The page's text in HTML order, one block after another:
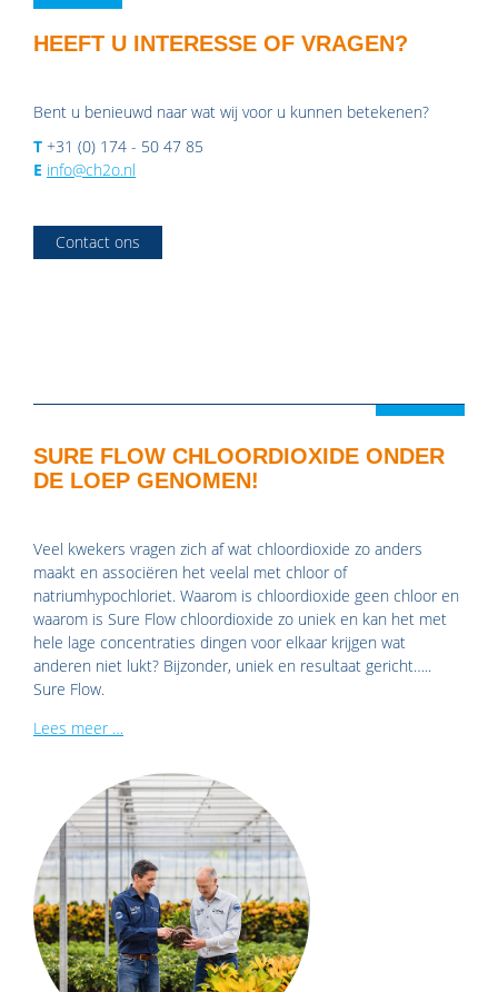
HEEFT U INTERESSE OF VRAGEN?
Bent u benieuwd naar wat wij voor u kunnen betekenen?
T +31 (0) 174 - 50 47 85
E info@ch2o.nl
Contact ons
SURE FLOW CHLOORDIOXIDE ONDER
DE LOEP GENOMEN!
Veel kwekers vragen zich af wat chloordioxide zo anders
maakt en associëren het veelal met chloor of
natriumhypochloriet. Waarom is chloordioxide geen chloor en
waarom is Sure Flow chloordioxide zo uniek en kan het met
hele lage concentraties dingen voor elkaar krijgen wat
anderen niet lukt? Bijzonder, uniek en resultaat gericht…..
Sure Flow.
Lees meer …